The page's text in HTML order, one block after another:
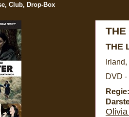
Club, Drop-Box
THE
THE
DVD -
Regie: